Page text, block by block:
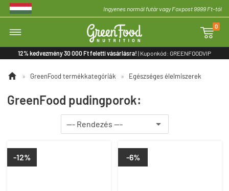
Ingyenes normál futár vagy Foxpost 9999 Ft-tól

0
12% kedvezmény 30 000 Ft feletti vásárlásra! | Kuponkód: GREENFOODVIP
 » GreenFood termékkategóriák » Egészséges élelmiszerek
GreenFood pudingporok:
-12% -6%